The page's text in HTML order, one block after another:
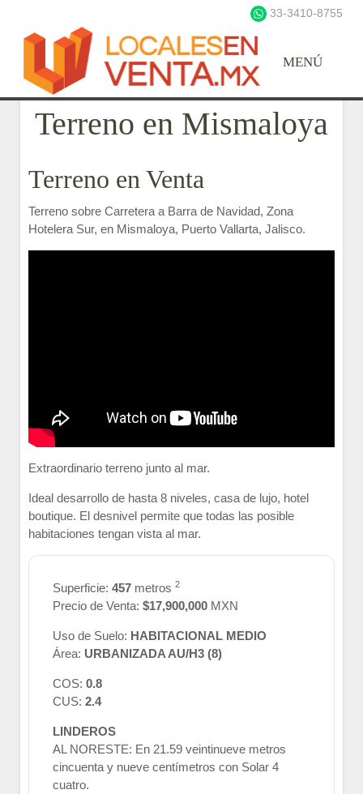
33-3410-8755
Terreno en Mismaloya
Terreno en Venta
Terreno sobre Carretera a Barra de Navidad, Zona
Hotelera Sur, en Mismaloya, Puerto Vallarta, Jalisco.
Extraordinario terreno junto al mar.
Ideal desarrollo de hasta 8 niveles, casa de lujo, hotel
boutique. El desnivel permite que todas las posible
habitaciones tengan vista al mar.
Superficie: 457 metros 2
Precio de Venta: $17,900,000 MXN
Uso de Suelo: HABITACIONAL MEDIO
Área: URBANIZADA AU/H3 (8)
COS: 0.8
CUS: 2.4
LINDEROS
AL NORESTE: En 21.59 veintinueve metros
cincuenta y nueve centímetros con Solar 4
cuatro.